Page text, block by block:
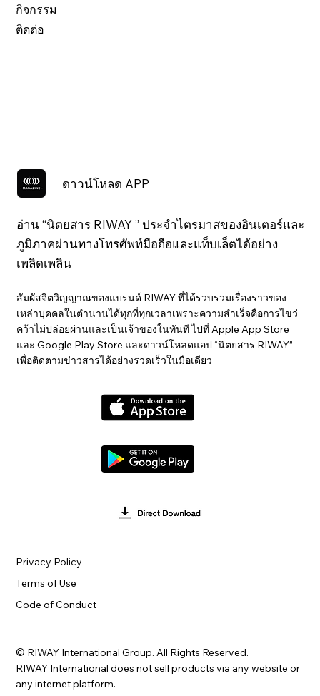
กิจกรรม
ติดต่อ
ดาวน์โหลด APP
อ่าน “นิตยสาร RIWAY ” ประจำไตรมาสของอินเตอร์และ
ภูมิภาคผ่านทางโทรศัพท์มือถือและแท็บเล็ตได้อย่าง
เพลิดเพลิน
สัมผัสจิตวิญญาณของแบรนด์ RIWAY ที่ได้รวบรวมเรื่องราวของ
เหล่าบุคคลในตำนานได้ทุกที่ทุกเวลาเพราะความสำเร็จคือการไขว่
คว้าไม่ปล่อยผ่านและเป็นเจ้าของในทันที ไปที่ Apple App Store
และ Google Play Store และดาวน์โหลดแอป “นิตยสาร RIWAY”
เพื่อติดตามข่าวสารได้อย่างรวดเร็วในมือเดียว
Terms of Use
Privacy Policy
Code of Conduct
© RIWAY International Group. All Rights Reserved.
RIWAY International does not sell products via any website or
any internet platform.